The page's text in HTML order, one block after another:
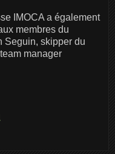
IMOCA a également
membres du
Seguin, skipper du
manager